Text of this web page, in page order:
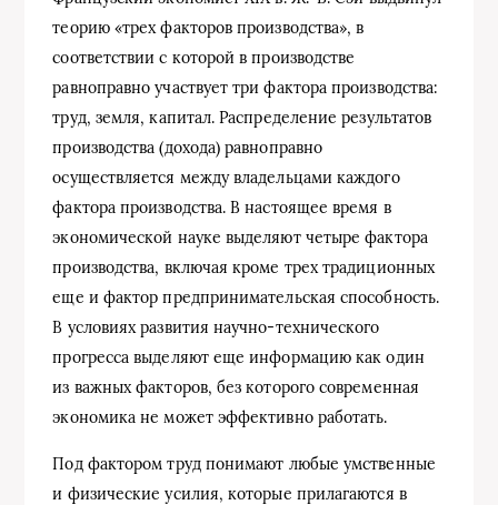
теорию «трех факторов производства», в
соответствии с которой в производстве
равноправно участвует три фактора производства:
труд, земля, капитал. Распределение результатов
производства (дохода) равноправно
осуществляется между владельцами каждого
фактора производства. В настоящее время в
экономической науке выделяют четыре фактора
производства, включая кроме трех традиционных
еще и фактор предпринимательская способность.
В условиях развития научно-технического
прогресса выделяют еще информацию как один
из важных факторов, без которого современная
экономика не может эффективно работать.
Под фактором труд понимают любые умственные
и физические усилия, которые прилагаются в